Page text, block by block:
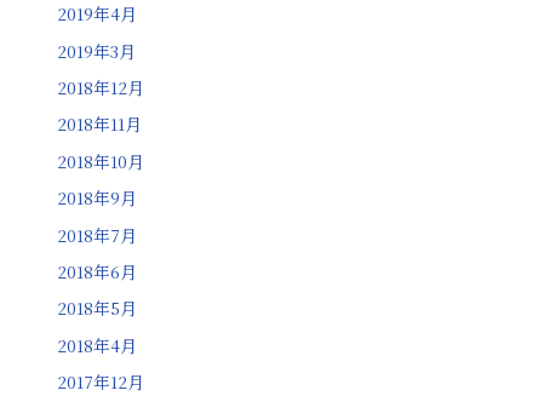
2019年4月
2019年3月
2018年12月
2018年11月
2018年10月
2018年9月
2018年7月
2018年6月
2018年5月
2018年4月
2017年12月